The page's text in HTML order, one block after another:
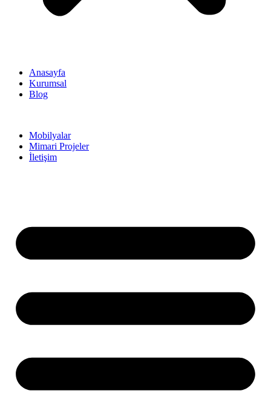
Anasayfa
Kurumsal
Blog
Mobilyalar
Mimari Projeler
İletişim